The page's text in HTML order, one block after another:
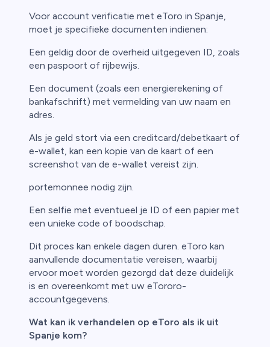
Voor account verificatie met eToro in Spanje,
moet je specifieke documenten indienen:
Een geldig door de overheid uitgegeven ID, zoals
een paspoort of rijbewijs.
Een document (zoals een energierekening of
bankafschrift) met vermelding van uw naam en
adres.
Als je geld stort via een creditcard/debetkaart of
e-wallet, kan een kopie van de kaart of een
screenshot van de e-wallet vereist zijn.
portemonnee nodig zijn.
Een selfie met eventueel je ID of een papier met
een unieke code of boodschap.
Dit proces kan enkele dagen duren. eToro kan
aanvullende documentatie vereisen, waarbij
ervoor moet worden gezorgd dat deze duidelijk
is en overeenkomt met uw eTororo-
accountgegevens.
Wat kan ik verhandelen op eToro als ik uit
Spanje kom?